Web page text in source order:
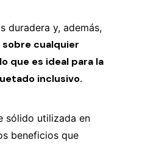
duradera y, además,
cualquier
que es ideal para la
inclusivo.
sólido utilizada en
beneficios que